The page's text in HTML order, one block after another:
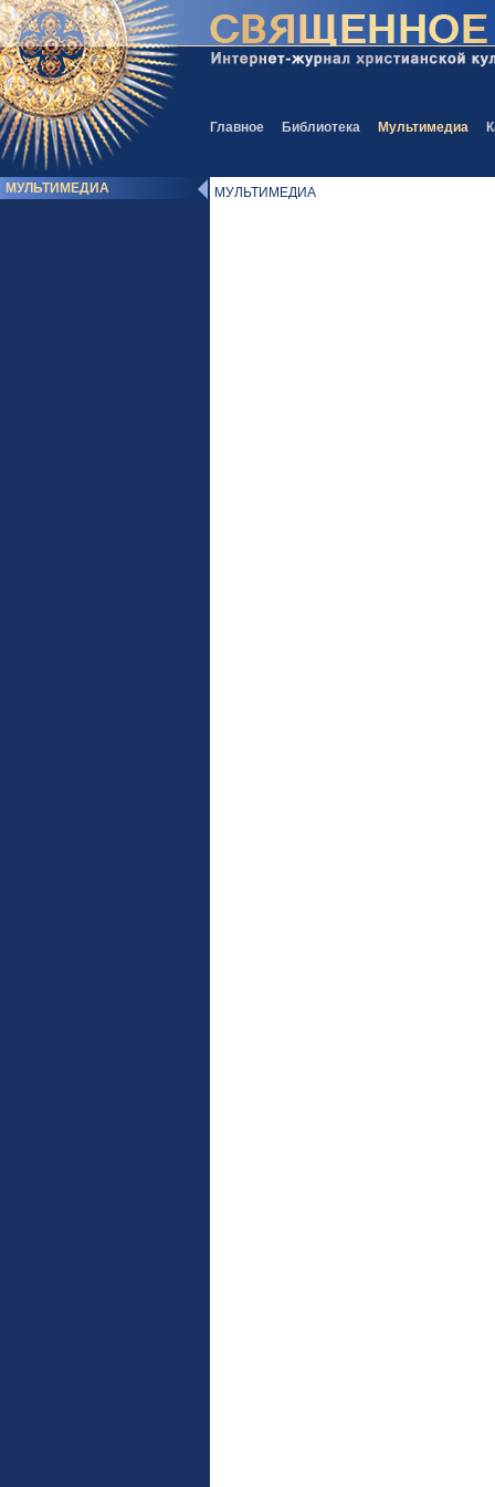
Главное Библиотека Мультимедиа
МУЛЬТИМЕДИА МУЛЬТИМЕДИА